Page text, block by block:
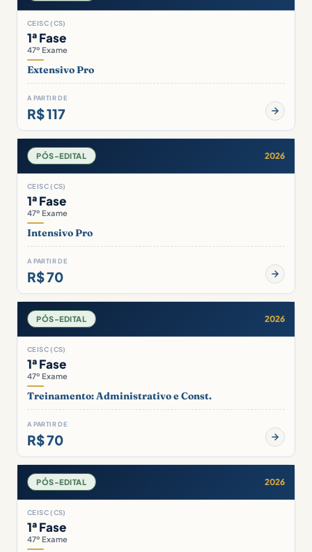
CEISC (CS)
1ª Fase
47º Exame
Extensivo Pro
A PARTIR DE
R$ 117
PÓS-EDITAL 2026
CEISC (CS)
1ª Fase
47º Exame
Intensivo Pro
A PARTIR DE
R$ 70
PÓS-EDITAL 2026
CEISC (CS)
1ª Fase
47º Exame
Treinamento: Administrativo e Const.
A PARTIR DE
R$ 70
PÓS-EDITAL 2026
CEISC (CS)
1ª Fase
47º Exame